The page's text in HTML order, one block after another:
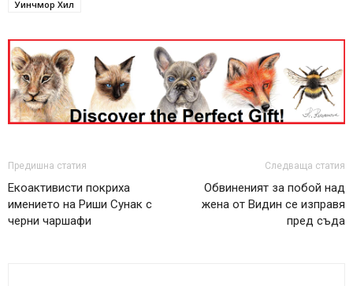
Уинчмор Хил
Предишна статия
Екоактивисти покриха
имението на Риши Сунак с
черни чаршафи
Следваща статия
Oбвиненият за побой над
жена от Видин се изправя
пред съда